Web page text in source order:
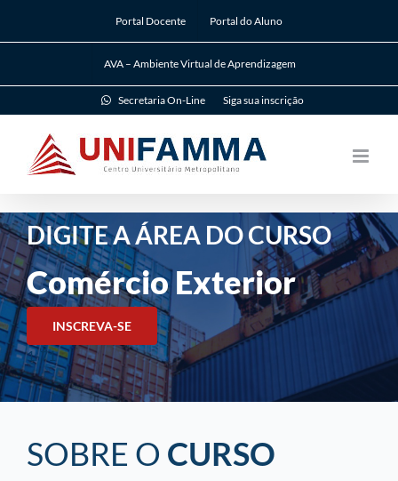
Portal Docente Portal do Aluno
AVA – Ambiente Virtual de Aprendizagem
Secretaria On-Line Siga sua inscrição
DIGITE A ÁREA DO CURSO
Comércio Exterior
INSCREVA-SE
1-71
SOBRE O CURSO